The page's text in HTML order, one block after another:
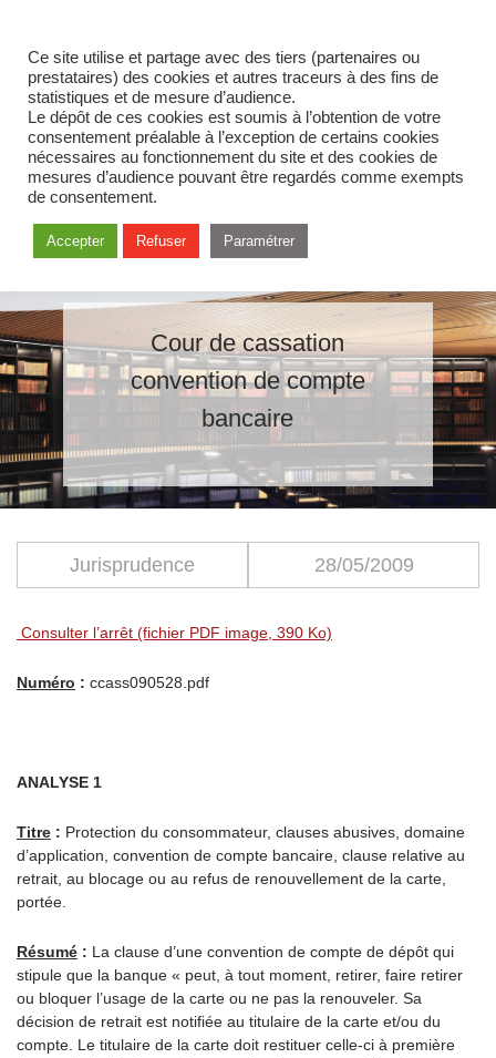
Cour de cassation
convention de compte
bancaire
Jurisprudence 28/05/2009
Consulter l’arrêt (fichier PDF image, 390 Ko)
Numéro : ccass090528.pdf
ANALYSE 1
Titre : Protection du consommateur, clauses abusives, domaine
d’application, convention de compte bancaire, clause relative au
retrait, au blocage ou au refus de renouvellement de la carte,
portée.
Résumé : La clause d’une convention de compte de dépôt qui
stipule que la banque « peut, à tout moment, retirer, faire retirer
ou bloquer l’usage de la carte ou ne pas la renouveler. Sa
décision de retrait est notifiée au titulaire de la carte et/ou du
compte. Le titulaire de la carte doit restituer celle-ci à première
Ce site utilise et partage avec des tiers (partenaires ou
prestataires) des cookies et autres traceurs à des fins de
statistiques et de mesure d’audience.
Le dépôt de ces cookies est soumis à l’obtention de votre
consentement préalable à l’exception de certains cookies
nécessaires au fonctionnement du site et des cookies de
mesures d’audience pouvant être regardés comme exempts
de consentement.
Accepter Refuser Paramétrer